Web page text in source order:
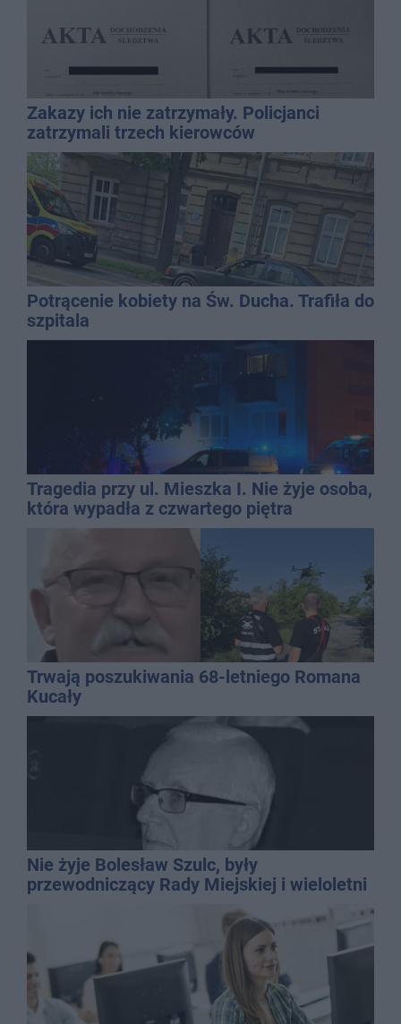
Zakazy ich nie zatrzymały. Policjanci
zatrzymali trzech kierowców
Potrącenie kobiety na Św. Ducha. Trafiła do
szpitala
Tragedia przy ul. Mieszka I. Nie żyje osoba,
która wypadła z czwartego piętra
Trwają poszukiwania 68-letniego Romana
Kucały
Nie żyje Bolesław Szulc, były
przewodniczący Rady Miejskiej i wieloletni